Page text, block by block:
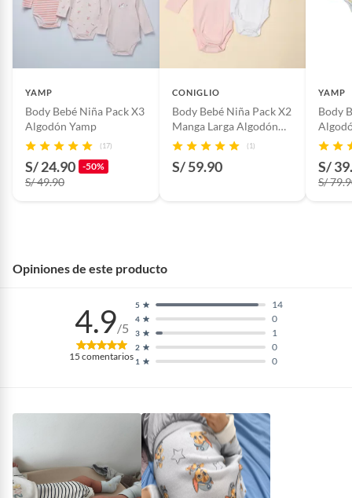
YAMP
Body Bebé Niña Pack X3
Algodón Yamp
(17)
S/ 24.90 -50%
S/ 49.90
CONIGLIO
Body Bebé Niña Pack X2
Manga Larga Algodón
Pima Coniglio
(1)
S/ 59.90
YAMP
Body
S/
S/
Opiniones de este producto
4.9/5
15 comentarios 1 0
2 0
3 1
4 0
5 14